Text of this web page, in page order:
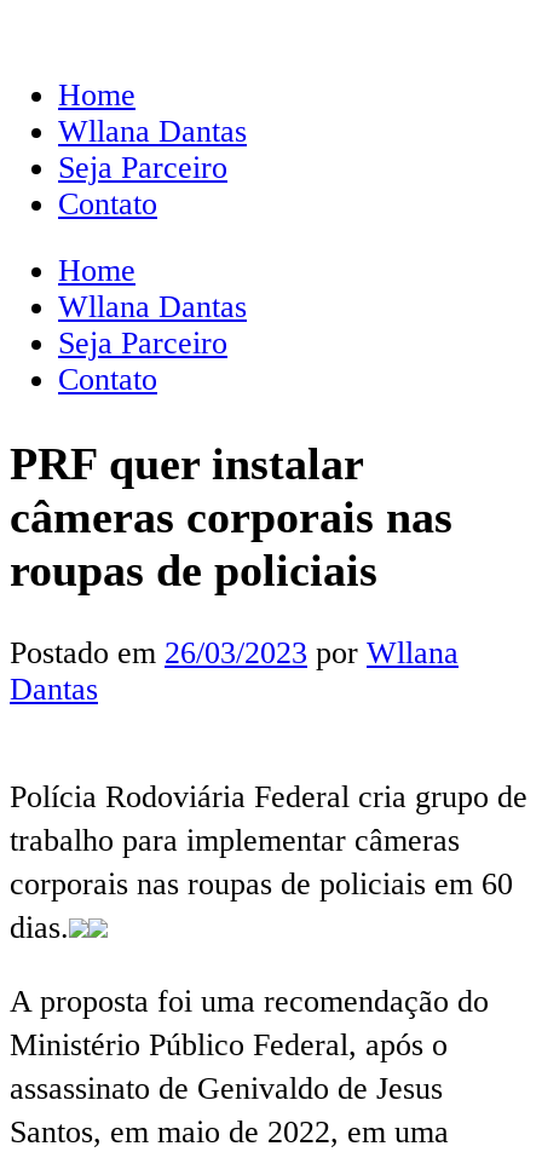
Home
Wllana Dantas
Seja Parceiro
Contato
Home
Wllana Dantas
Seja Parceiro
Contato
PRF quer instalar
câmeras corporais nas
roupas de policiais
Postado em 26/03/2023 por Wllana
Dantas
Polícia Rodoviária Federal cria grupo de
trabalho para implementar câmeras
corporais nas roupas de policiais em 60
dias.
A proposta foi uma recomendação do
Ministério Público Federal, após o
assassinato de Genivaldo de Jesus
Santos, em maio de 2022, em uma